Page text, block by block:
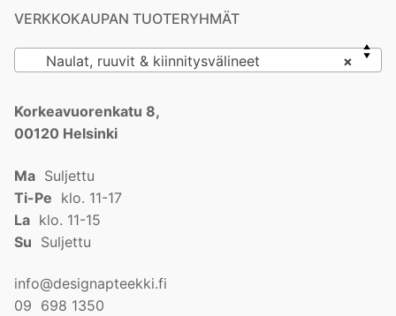
VERKKOKAUPAN TUOTERYHMÄT
×
Naulat, ruuvit & kiinnitysvälineet
Korkeavuorenkatu 8,
00120 Helsinki
Ma Suljettu
Ti-Pe klo. 11-17
La klo. 11-15
Su Suljettu
info@designapteekki.fi
09 698 1350